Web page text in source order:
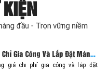
đầu - Trọn vững niềm
Địa Chỉ Gia Công Và Lắp Đặt Máng Xối Tại Khánh Hòa【Gần Đây】
giá chi phí gia công và lắp đặt